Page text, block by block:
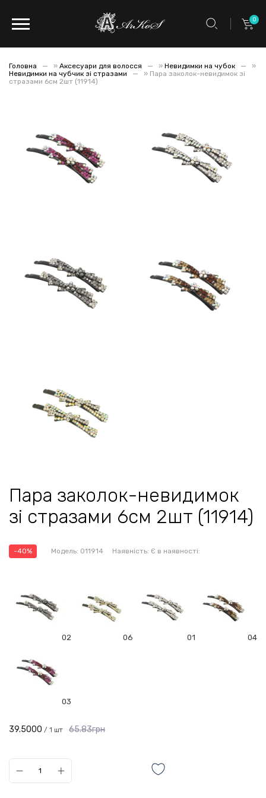
0
Головна » Аксесуари для волосся » Невидимки на чубок
»
Невидимки на чубчик зі стразами
» Пара заколок-невидимок зі
стразами 6см 2шт (11914)
Пара заколок-невидимок
зі стразами 6см 2шт (11914)
-40% Модель: 011914 Наявність: Є в наявності:
02 06 01 04
03
65.83грн
39.5000 / 1 шт